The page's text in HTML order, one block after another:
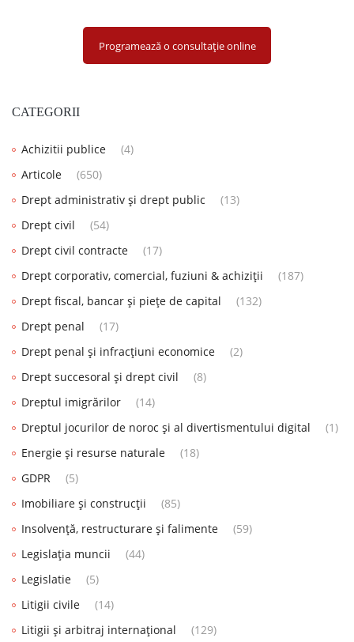
Programează o consultație online
CATEGORII
Achizitii publice
(4)
Articole
(650)
Drept administrativ și drept public
(13)
Drept civil
(54)
Drept civil contracte
(17)
Drept corporativ, comercial, fuziuni & achiziții
(187)
Drept fiscal, bancar și piețe de capital
(132)
Drept penal
(17)
Drept penal și infracțiuni economice
(2)
Drept succesoral și drept civil
(8)
Dreptul imigrărilor
(14)
Dreptul jocurilor de noroc și al divertismentului digital
(1)
Energie și resurse naturale
(18)
GDPR
(5)
Imobiliare și construcții
(85)
Insolvență, restructurare și falimente
(59)
Legislația muncii
(44)
Legislatie
(5)
Litigii civile
(14)
Litigii și arbitraj internațional
(129)